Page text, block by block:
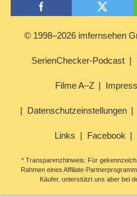
© 1998–2026 imfernsehen
SerienChecker-Podcast
Filme A–Z
Datenschutzeinstellungen
Links Facebook
* Transparenzhinweis: Für
Rahmen eines Affiliate-
Käufer, unterstützt uns aber bei